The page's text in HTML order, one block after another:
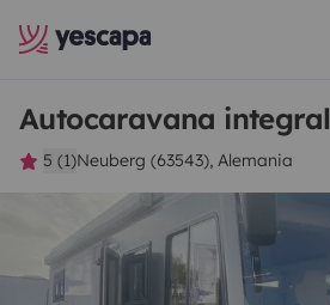
Autocaravana integral
5 (1)Neuberg (63543), Alemania